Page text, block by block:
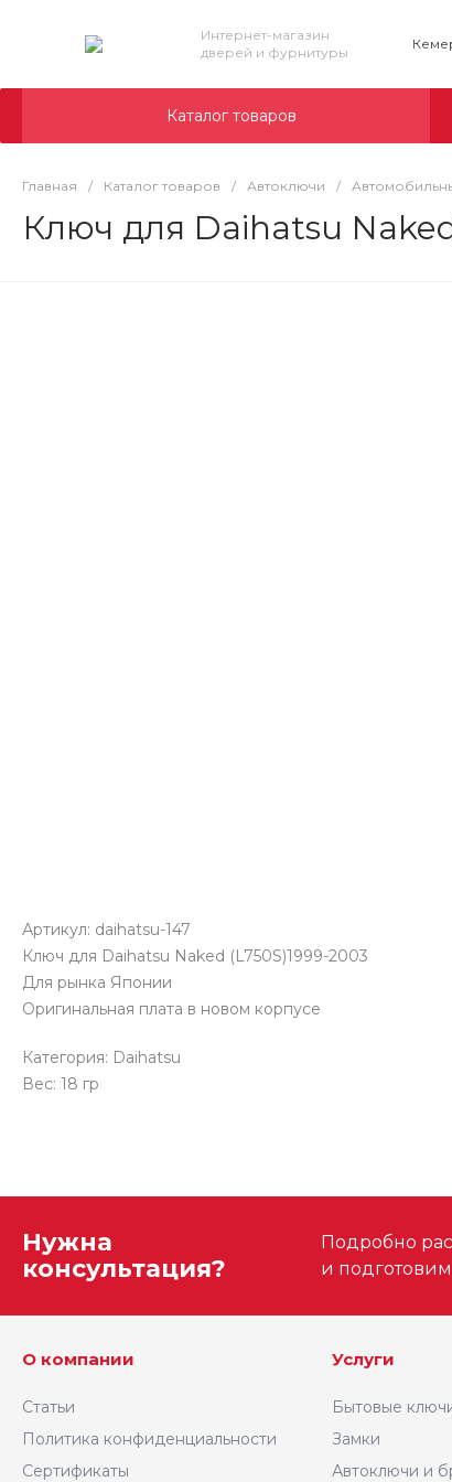
Интернет-магазин
дверей и фурнитуры
Каталог товаров
Главная / Каталог товаров / Автоключи /
Ключ для Daihatsu
Артикул: daihatsu-147
Ключ для Daihatsu Naked (L750S)1999-2003
Для рынка Японии
Оригинальная плата в новом корпусе
Категория: Daihatsu
Вес: 18 гр
Нужна
консультация?
Подробно
и
О компании
Статьи
Политика конфиденциальности
Сертификаты
Услуги
Бытовые
Замки
Автоключи и